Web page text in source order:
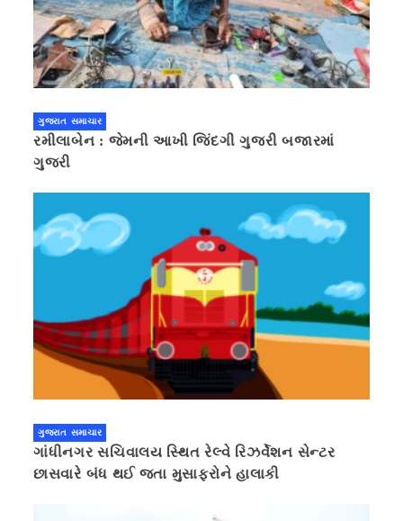
ગુજરાત સમાચાર
રમીલાબેન : જેમની આખી જિંદગી ગુજરી બજારમાં
ગુજરી
ગુજરાત સમાચાર
ગાંધીનગર સચિવાલય સ્થિત રેલ્વે રિઝર્વેશન સેન્ટર
છાસવારે બંધ થઈ જતા મુસાફરોને હાલાકી